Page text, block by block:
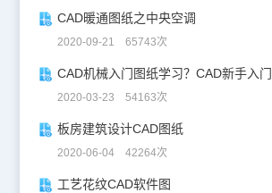
CAD暖通图纸之中央空调
2020-09-21 65743次
2020-03-23 54163次
板房建筑设计CAD图纸
2020-06-04 42264次
工艺花纹CAD软件图